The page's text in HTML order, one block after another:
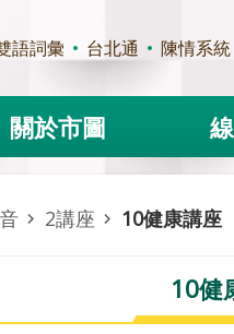
語詞彙 台北通 陳情系統
關於市圖
2講座 10健康講座
10健